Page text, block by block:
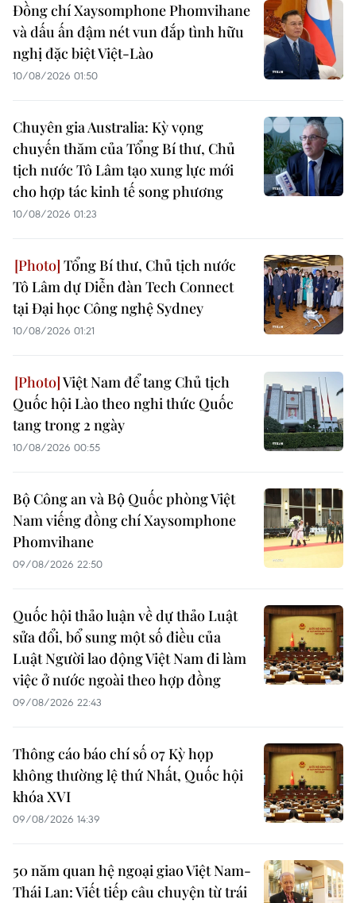
Đồng chí Xaysomphone Phomvihane
và dấu ấn đậm nét vun đắp tình hữu
nghị đặc biệt Việt-Lào
10/08/2026 01:50
Chuyên gia Australia: Kỳ vọng
chuyến thăm của Tổng Bí thư, Chủ
tịch nước Tô Lâm tạo xung lực mới
cho hợp tác kinh tế song phương
10/08/2026 01:23
Tổng Bí thư, Chủ tịch nước
Tô Lâm dự Diễn đàn Tech Connect
tại Đại học Công nghệ Sydney
10/08/2026 01:21
Việt Nam để tang Chủ tịch
Quốc hội Lào theo nghi thức Quốc
tang trong 2 ngày
10/08/2026 00:55
Bộ Công an và Bộ Quốc phòng Việt
Nam viếng đồng chí Xaysomphone
Phomvihane
09/08/2026 22:50
Quốc hội thảo luận về dự thảo Luật
sửa đổi, bổ sung một số điều của
Luật Người lao động Việt Nam đi làm
việc ở nước ngoài theo hợp đồng
09/08/2026 22:43
Thông cáo báo chí số 07 Kỳ họp
không thường lệ thứ Nhất, Quốc hội
khóa XVI
09/08/2026 14:39
50 năm quan hệ ngoại giao Việt Nam-
Thái Lan: Viết tiếp câu chuyện từ trái